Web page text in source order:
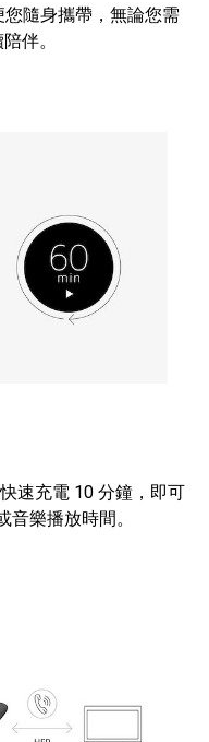
您隨身攜帶，無論您需
伴。
速充電 10 分鐘，即可
音樂播放時間。